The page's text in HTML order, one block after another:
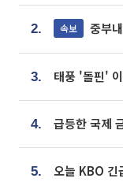
2. 속보 중부
3.
4. 급등한 국제
5. 오늘 KBO 긴